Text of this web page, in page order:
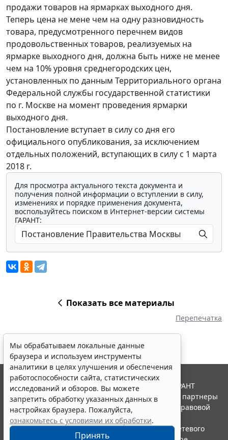
продажи товаров на ярмарках выходного дня.
Теперь цена не мене чем на одну разновидность
товара, предусмотренного перечнем видов
продовольственных товаров, реализуемых на
ярмарке выходного дня, должна быть ниже не менее
чем на 10% уровня среднегородских цен,
установленных по данным Территориального органа
Федеральной службы государственной статистики
по г. Москве на момент проведения ярмарки
выходного дня.
Постановление вступает в силу со дня его
официального опубликования, за исключением
отдельных положений, вступающих в силу с 1 марта
2018 г.
Для просмотра актуального текста документа и
получения полной информации о вступлении в силу,
изменениях и порядке применения документа,
воспользуйтесь поиском в Интернет-версии системы
ГАРАНТ:
Показать все материалы
Перепечатка
Мы обрабатываем локальные данные
браузера и используем инструменты
аналитики в целях улучшения и обеспечения
работоспособности сайта, статистических
исследований и обзоров. Вы можете
запретить обработку указанных данных в
настройках браузера. Пожалуйста,
ознакомьтесь с условиями их обработки.
Принять
© ООО "НПП "ГАРАНТ-СЕРВИС", 2026. Система ГАРАНТ
выпускается с 1990 года. Компания "Гарант" и ее партнеры
являются участниками Российской ассоциации правовой
информации ГАРАНТ.
Портал ГАРАНТ.РУ зарегистрирован в качестве сетевого